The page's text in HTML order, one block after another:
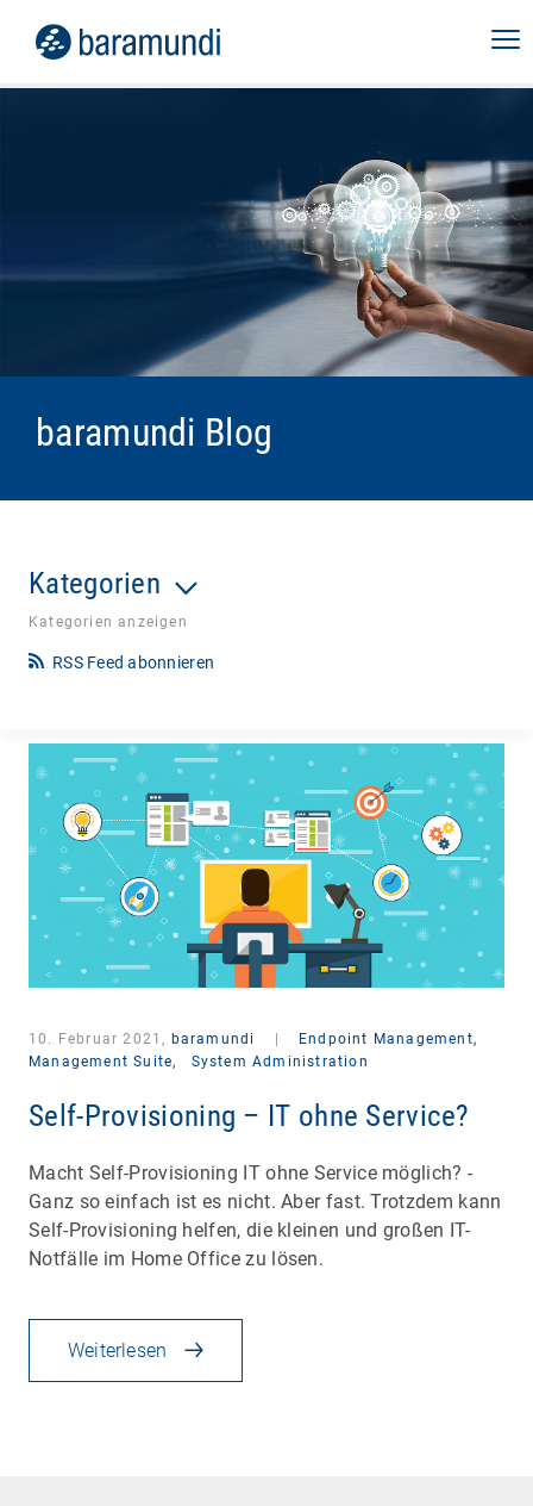
baramundi Blog
Kategorien
Kategorien anzeigen
RSS Feed abonnieren
10. Februar 2021, baramundi
Endpoint Management,
Management Suite,
System Administration
Self-Provisioning – IT ohne Service?
Macht Self-Provisioning IT ohne Service möglich? -
Ganz so einfach ist es nicht. Aber fast. Trotzdem kann
Self-Provisioning helfen, die kleinen und großen IT-
Notfälle im Home Office zu lösen.
Weiterlesen